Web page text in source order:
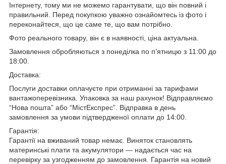
Інтернету, тому ми не можемо гарантувати, що він повний і
правильний. Перед покупкою уважно ознайомтесь із фото і
переконайтеся, що це саме те, що вам потрібно.
Фото реального товару, він є в наявності, ціна актуальна.
Замовлення обробляються з понеділка по п’ятницю з 11:00 до
18:00.
Доставка:
Послуги доставки оплачуєте при отриманні за тарифами
вантажоперевізника. Упаковка за наш рахунок! Відправляємо
“Нова пошта” або “МістЕкспрес”. Відправка в день
замовлення за умови підтвердженої оплати до 14:00.
Гарантія:
Гарантії на вживаний товар немає. Виняток становлять
материнські плати та акумулятори — надається час на
перевірку за узгодженням до замовлення. Гарантія на новий